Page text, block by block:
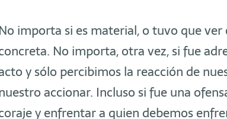
No importa si es material, o tuvo que
No importa, otra vez, si fue
y sólo percibimos la reacción de
accionar. Incluso si fue una
y enfrentar a quien debemos